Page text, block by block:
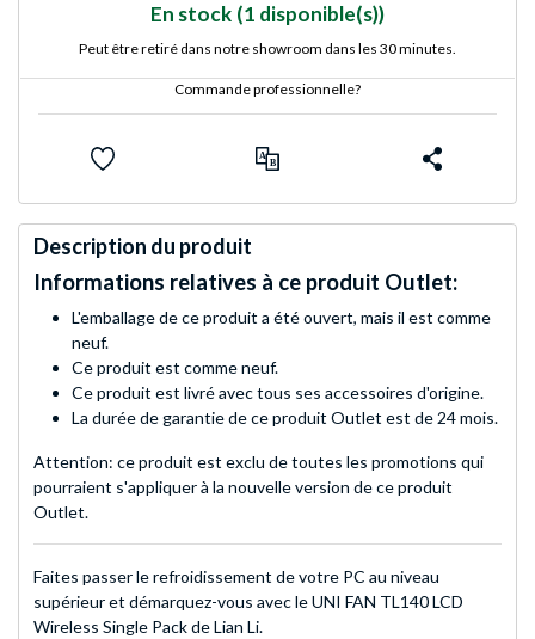
En stock (1 disponible(s))
Peut être retiré dans notre showroom dans les 30 minutes.
Commande professionnelle?
Description du produit
Informations relatives à ce produit Outlet:
L'emballage de ce produit a été ouvert, mais il est comme
neuf.
Ce produit est comme neuf.
Ce produit est livré avec tous ses accessoires d'origine.
La durée de garantie de ce produit Outlet est de 24 mois.
Attention: ce produit est exclu de toutes les promotions qui
pourraient s'appliquer à la nouvelle version de ce produit
Outlet.
Faites passer le refroidissement de votre PC au niveau
supérieur et démarquez-vous avec le UNI FAN TL140 LCD
Wireless Single Pack de Lian Li.